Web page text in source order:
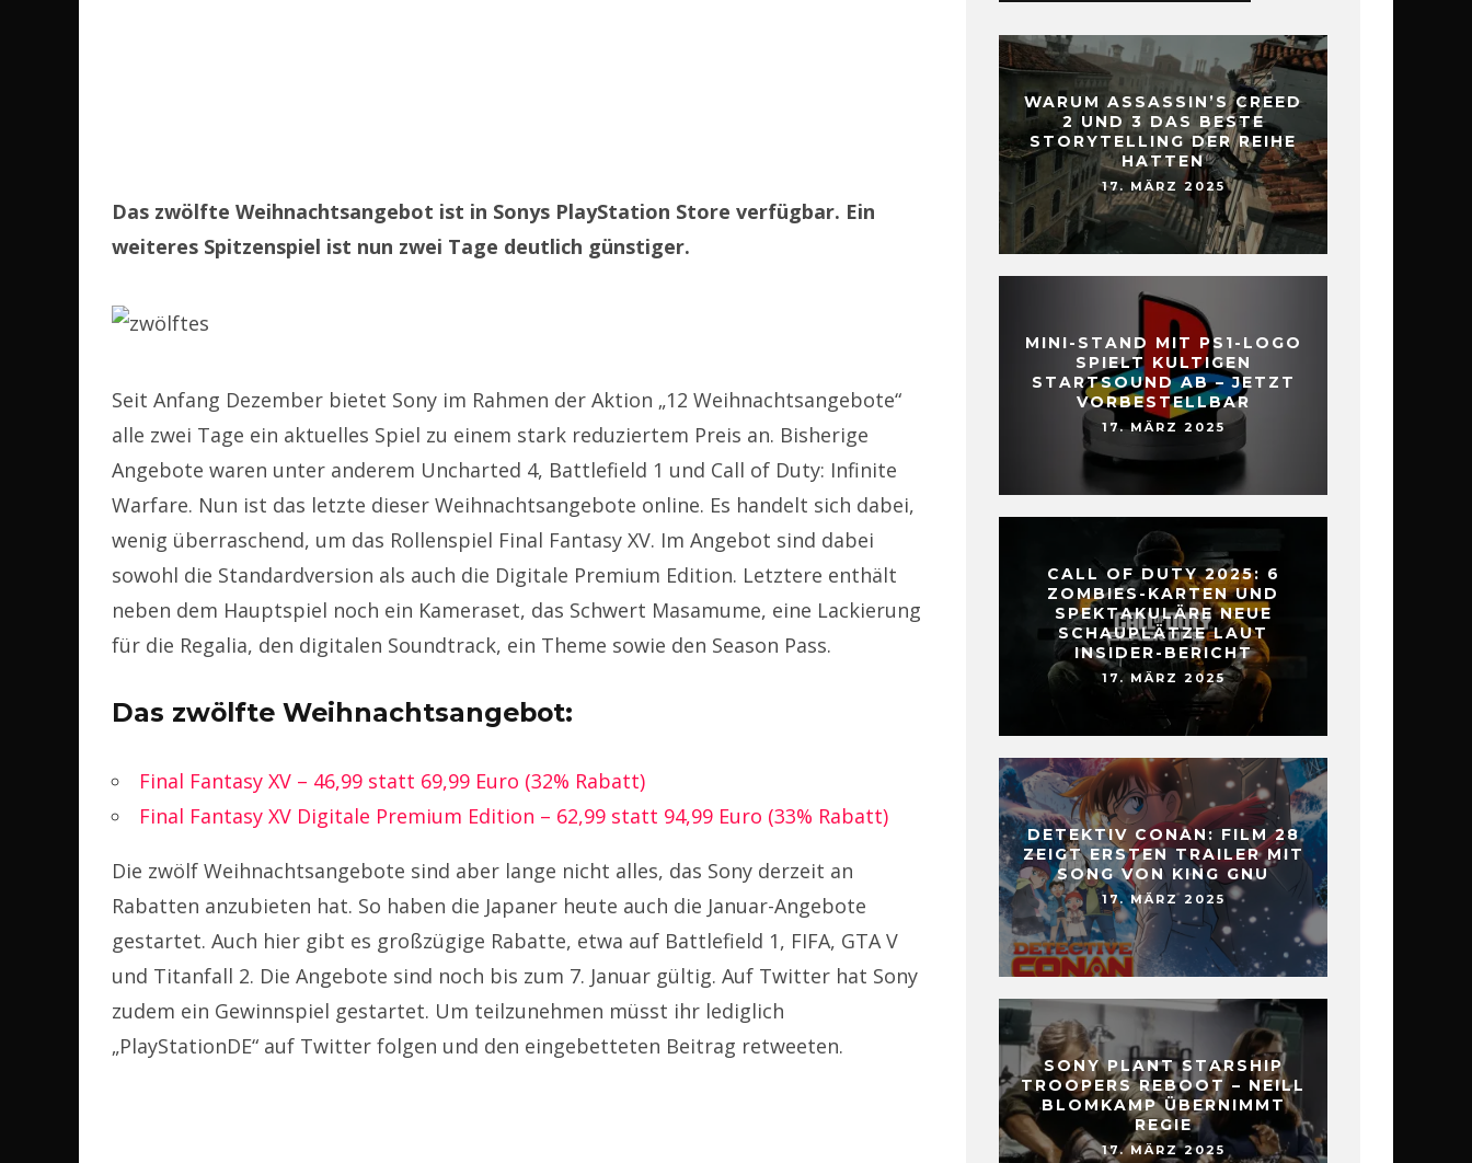
Das zwölfte Weihnachtsangebot ist in Sonys PlayStation Store verfügbar. Ein
weiteres Spitzenspiel ist nun zwei Tage deutlich günstiger.
Seit Anfang Dezember bietet Sony im Rahmen der Aktion „12 Weihnachtsangebote“
alle zwei Tage ein aktuelles Spiel zu einem stark reduziertem Preis an. Bisherige
Angebote waren unter anderem Uncharted 4, Battlefield 1 und Call of Duty: Infinite
Warfare. Nun ist das letzte dieser Weihnachtsangebote online. Es handelt sich dabei,
wenig überraschend, um das Rollenspiel Final Fantasy XV. Im Angebot sind dabei
sowohl die Standardversion als auch die Digitale Premium Edition. Letztere enthält
neben dem Hauptspiel noch ein Kameraset, das Schwert Masamume, eine Lackierung
für die Regalia, den digitalen Soundtrack, ein Theme sowie den Season Pass.
Das zwölfte Weihnachtsangebot:
Final Fantasy XV – 46,99 statt 69,99 Euro (32% Rabatt)
Final Fantasy XV Digitale Premium Edition – 62,99 statt 94,99 Euro (33% Rabatt)
Die zwölf Weihnachtsangebote sind aber lange nicht alles, das Sony derzeit an
Rabatten anzubieten hat. So haben die Japaner heute auch die Januar-Angebote
gestartet. Auch hier gibt es großzügige Rabatte, etwa auf Battlefield 1, FIFA, GTA V
und Titanfall 2. Die Angebote sind noch bis zum 7. Januar gültig. Auf Twitter hat Sony
zudem ein Gewinnspiel gestartet. Um teilzunehmen müsst ihr lediglich
„PlayStationDE“ auf Twitter folgen und den eingebetteten Beitrag retweeten.
WARUM ASSASSIN’S CREED
2 UND 3 DAS BESTE
STORYTELLING DER REIHE
HATTEN
17. MÄRZ 2025
MINI-STAND MIT PS1-LOGO
SPIELT KULTIGEN
STARTSOUND AB – JETZT
VORBESTELLBAR
17. MÄRZ 2025
CALL OF DUTY 2025: 6
ZOMBIES-KARTEN UND
SPEKTAKULÄRE NEUE
SCHAUPLÄTZE LAUT
INSIDER-BERICHT
17. MÄRZ 2025
DETEKTIV CONAN: FILM 28
ZEIGT ERSTEN TRAILER MIT
SONG VON KING GNU
17. MÄRZ 2025
SONY PLANT STARSHIP
TROOPERS REBOOT – NEILL
BLOMKAMP ÜBERNIMMT
REGIE
17. MÄRZ 2025